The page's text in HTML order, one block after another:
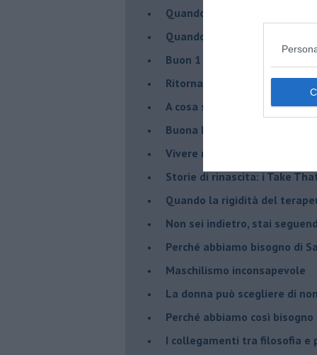
​Quando cambia il nome di
​Quando il terapeuta torna a
​Buon 1 Maggio!
Ritornare indietro di
​A cosa serve davvero la
​Buona Pasqua e … buona
​Vivere nell’incertezza
​Storie di rinascita: i Take
​Quando la rigidità del
​Non sei indietro, stai
​Perché abbiamo bisogno di
​Maschilismo inconsapevole
​La donna può scegliere di
​Perché abbiamo così
​I collegamenti tra filosofia e